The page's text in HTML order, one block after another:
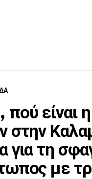
είναι
στην
για τη
με